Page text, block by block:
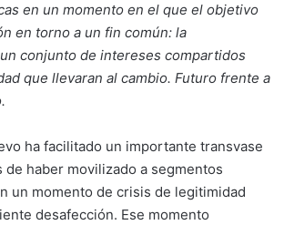
en un momento en el que el objetivo
en torno a un fin común: la
conjunto de intereses compartidos
que llevaran al cambio. Futuro frente a
ha facilitado un importante transvase
de haber movilizado a segmentos
un momento de crisis de legitimidad
desafección. Ese momento